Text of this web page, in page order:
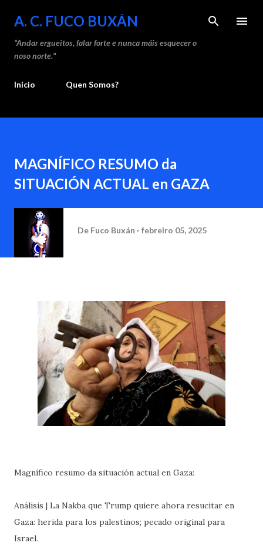
Saltar ao contido principal
A. C. FUCO BUXÁN
“Andar ergueitos, falar forte e nunca máis esquecer o
noso norte."
Inicio Quen Somos?
MAGNÍFICO RESUMO da
SITUACIÓN ACTUAL en GAZA
De Fuco Buxán febreiro 05, 2025
Magnífico resumo da situación actual en Gaza:
Análisis | La Nakba que Trump quiere ahora resucitar en
Gaza: herida para los palestinos; pecado original para
Israel.